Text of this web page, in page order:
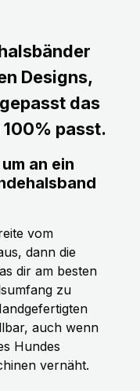
Designs,
das
passt.
an ein
vom
dann die
dir am besten
zu
auch wenn
Hundes
vernäht.